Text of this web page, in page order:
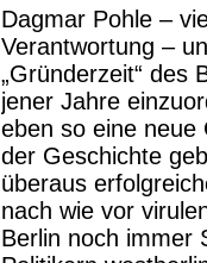
Dagmar Pohle –
Verantwortung –
„Gründerzeit“ des
jener Jahre
eben so eine
der Geschichte
überaus
nach wie vor
Berlin noch immer